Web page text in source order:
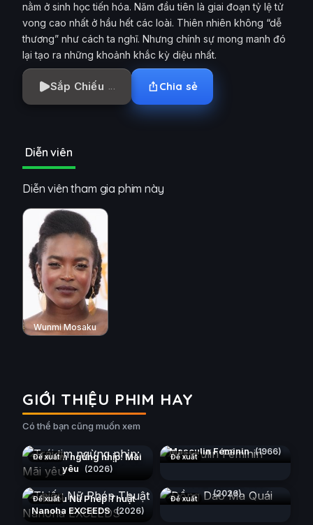
nằm ở sinh học tiến hóa. Năm đầu tiên là giai đoạn tỷ lệ tử
vong cao nhất ở hầu hết các loài. Thiên nhiên không “dễ
thương” như cách ta nghĩ. Nhưng chính sự mong manh đó
lại tạo ra những khoảnh khắc kỳ diệu nhất.
Sắp Chiếu Chia sẻ
Diễn viên
Diễn viên tham gia phim này
Wunmi Mosaku
GIỚI THIỆU PHIM HAY
Có thể bạn cũng muốn xem
Đề xuất
Trái tim ngừng nhịp: Mãi
yêu
(2026)
Đề xuất
Masculin Féminin (1966)
Đề xuất
Thiếu Nữ Phép Thuật
Nanoha EXCEEDS (2026)
Đề xuất (2026)